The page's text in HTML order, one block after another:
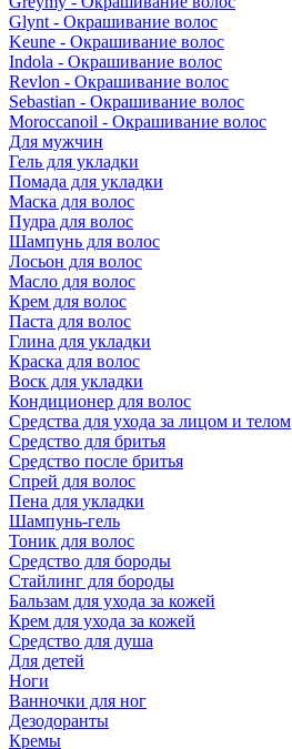
Glynt - Окрашивание волос
Keune - Окрашивание волос
Indola - Окрашивание волос
Revlon - Окрашивание волос
Sebastian - Окрашивание волос
Moroccanoil - Окрашивание волос
Для мужчин
Гель для укладки
Помада для укладки
Маска для волос
Пудра для волос
Шампунь для волос
Лосьон для волос
Масло для волос
Крем для волос
Паста для волос
Глина для укладки
Краска для волос
Воск для укладки
Кондиционер для волос
Средства для ухода за лицом и телом
Средство для бритья
Средство после бритья
Спрей для волос
Пена для укладки
Шампунь-гель
Тоник для волос
Средство для бороды
Стайлинг для бороды
Бальзам для ухода за кожей
Крем для ухода за кожей
Средство для душа
Для детей
Ноги
Ванночки для ног
Дезодоранты
Кремы